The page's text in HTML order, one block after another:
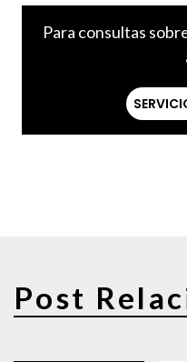
Para consultas
Post